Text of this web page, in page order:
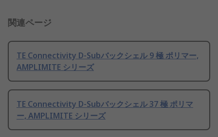
関連ページ
TE Connectivity D-Subバックシェル 9 極 ポリマー,
AMPLIMITE シリーズ
TE Connectivity D-Subバックシェル 37 極 ポリマ
ー, AMPLIMITE シリーズ